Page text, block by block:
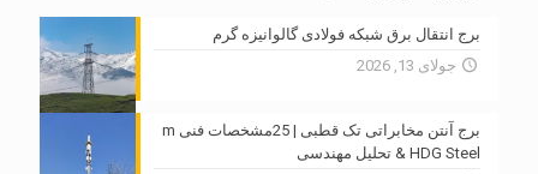
برج انتقال برق شبکه فولادی گالوانیزه گرم
جولای 13, 2026
برج آنتن مخابراتی تک قطبی | 25مشخصات فنی m
HDG Steel & تحلیل مهندسی